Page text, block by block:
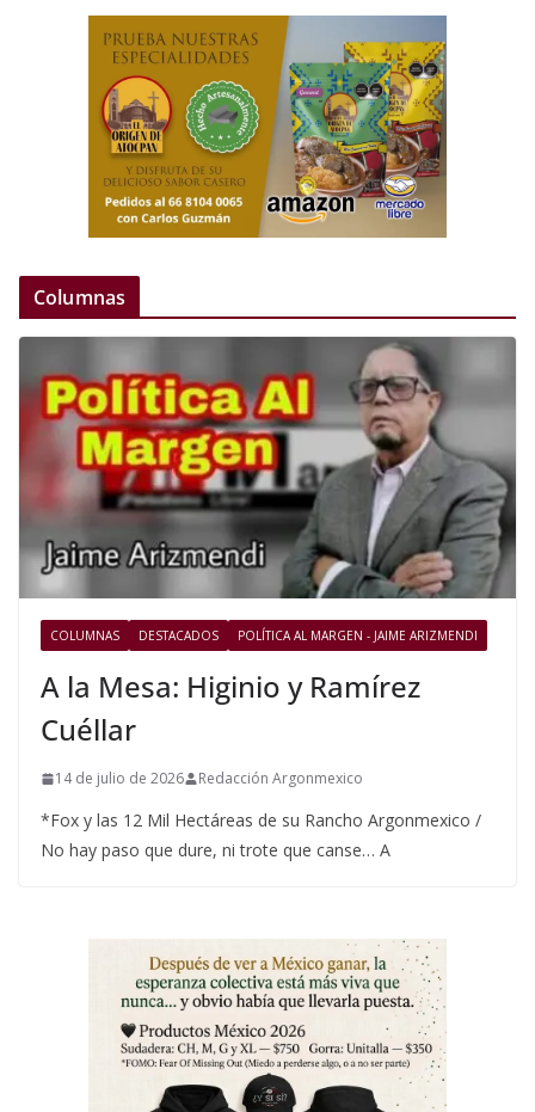
Columnas
COLUMNAS DESTACADOS POLÍTICA AL MARGEN - JAIME ARIZMENDI
A la Mesa: Higinio y Ramírez
Cuéllar
14 de julio de 2026 Redacción Argonmexico
*Fox y las 12 Mil Hectáreas de su Rancho Argonmexico /
No hay paso que dure, ni trote que canse… A